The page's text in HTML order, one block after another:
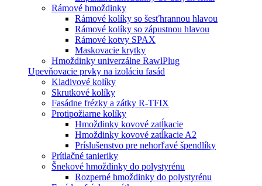
Rámové hmoždinky
Rámové kolíky so šesťhrannou hlavou
Rámové kolíky so zápustnou hlavou
Rámové kotvy SPAX
Maskovacie krytky
Hmoždinky univerzálne RawlPlug
Upevňovacie prvky na izoláciu fasád
Kladivové kolíky
Skrutkové kolíky
Fasádne frézky a zátky R-TFIX
Protipožiarne kolíky
Hmoždinky kovové zatĺkacie
Hmoždinky kovové zatĺkacie A2
Príslušenstvo pre nehorľavé špendlíky
Prítlačné tanieriky
Šnekové hmoždinky do polystyrénu
Rozperné hmoždinky do polystyrénu